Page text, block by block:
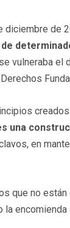
diciembre de
vulneraba el
una
en
que no